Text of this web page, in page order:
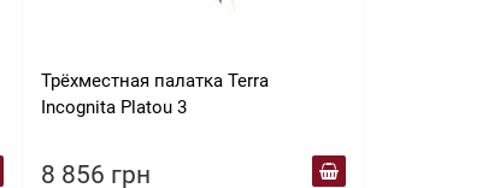
Трёхместная палатка Terra
Incognita Platou 3
8 856 грн